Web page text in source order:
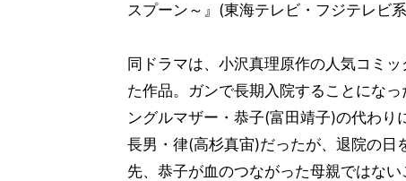
スプーン～』(東海テレビ・フジテレビ
同ドラマは、小沢真理原作の人気コミッ
た作品。ガンで長期入院することにな
ングルマザー・恭子(富田靖子)の代わり
長男・律(高杉真宙)だったが、退院の日
先、恭子が血のつながった母親ではない